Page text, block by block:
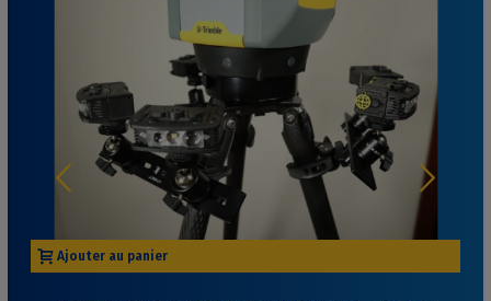
Ajouter au panier